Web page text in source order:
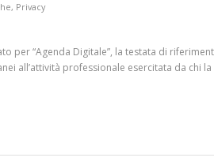
, Privacy
per “Agenda Digitale”, la testata di
all’attività professionale esercitata da chi